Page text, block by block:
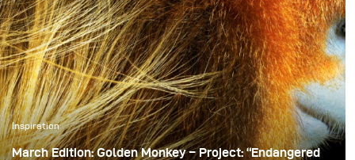
Inspiration
March Edition: Golden Monkey – Project: “Endangered